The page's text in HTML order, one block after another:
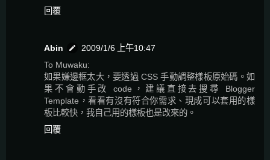
回覆
Abin
2009/1/6 上午10:47
To Muwaku:
如果嫌邊框太大，要透過 CSS 手動調整樣板原始碼。如
果不會動手改 code，建議直接去搜尋 Blogger
Template，看看有沒有符合你需求、現成可以套用的樣
板比較快，我自己用的樣板也是改來的。
回覆